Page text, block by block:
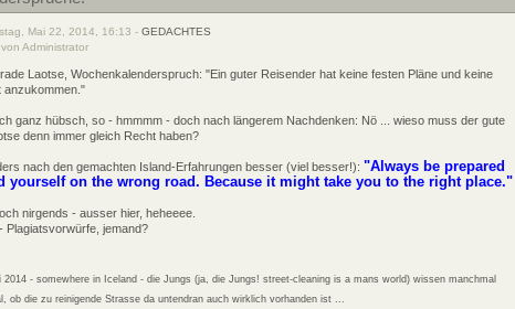
Mai 22, 2014, 16:13 - GEDACHTES
Administrator
Laotse, Wochenkalenderspruch: "Ein guter Reisender hat keine festen Pläne und keine
anzukommen."
ganz hübsch, so - hmmmm - doch nach längerem Nachdenken: Nö ... wieso muss der gute
denn immer gleich Recht haben?
nach den gemachten Island-Erfahrungen besser (viel besser!): "Always be prepared
yourself on the wrong road. Because it might take you to the right place."
nirgends - ausser hier, heheeee.
Plagiatsvorwürfe, jemand?
2014 - somewhere in Iceland - die Jungs (ja, die Jungs! street-cleaning is a mans world) wissen manchmal
ob die zu reinigende Strasse da untendran auch wirklich vorhanden ist ...